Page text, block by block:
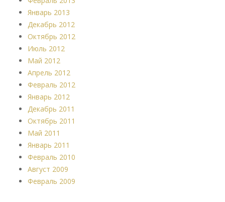
Январь 2013
Декабрь 2012
Октябрь 2012
Июль 2012
Май 2012
Апрель 2012
Февраль 2012
Январь 2012
Декабрь 2011
Октябрь 2011
Май 2011
Январь 2011
Февраль 2010
Август 2009
Февраль 2009